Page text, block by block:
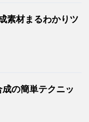
素材まるわかりツ
の簡単テクニッ